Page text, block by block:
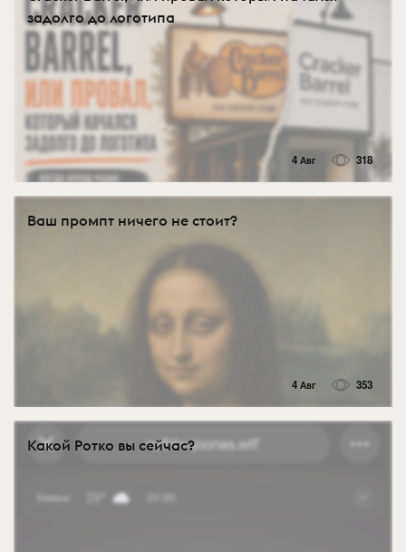
задолго до логотипа
4 Авг 318
Ваш промпт ничего не стоит?
4 Авг 353
Какой Ротко вы сейчас?